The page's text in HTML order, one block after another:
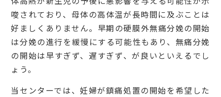
唆されており、母体の高体温が長時間に及ぶことは
好ましくありません。早期の硬膜外無痛分娩の開始
は分娩の進行を緩慢にする可能性もあり、無痛分娩
の開始は早すぎず、遅すぎず、が良いといえるでし
ょう。
当センターでは、妊婦が鎮痛処置の開始を希望した